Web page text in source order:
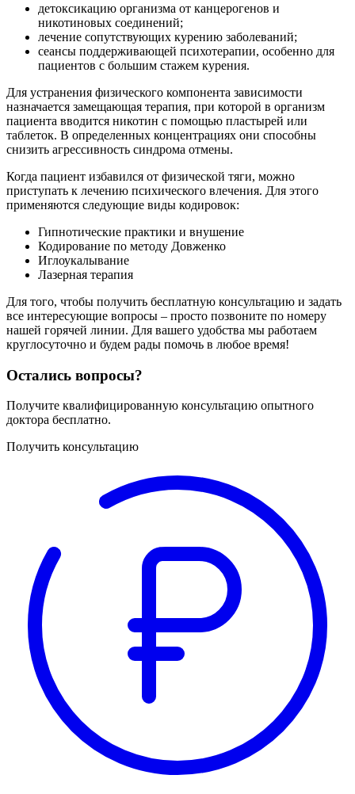
детоксикацию организма от канцерогенов и
никотиновых соединений;
лечение сопутствующих курению заболеваний;
сеансы поддерживающей психотерапии, особенно для
пациентов с большим стажем курения.
Для устранения физического компонента зависимости
назначается замещающая терапия, при которой в организм
пациента вводится никотин с помощью пластырей или
таблеток. В определенных концентрациях они способны
снизить агрессивность синдрома отмены.
Когда пациент избавился от физической тяги, можно
приступать к лечению психического влечения. Для этого
применяются следующие виды кодировок:
Гипнотические практики и внушение
Кодирование по методу Довженко
Иглоукалывание
Лазерная терапия
Для того, чтобы получить бесплатную консультацию и задать
все интересующие вопросы – просто позвоните по номеру
нашей горячей линии. Для вашего удобства мы работаем
круглосуточно и будем рады помочь в любое время!
Остались вопросы?
Получите квалифицированную консультацию опытного
доктора бесплатно.
Получить консультацию